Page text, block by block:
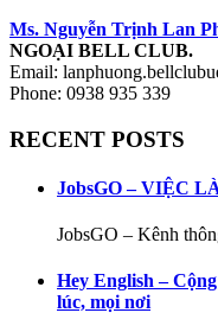
Ms. Nguyễn Trịnh Lan
NGOẠI BELL CLUB.
Email:
Phone: 0938 935 339
RECENT POSTS
JobsGO – VIỆC
JobsGO – Kênh
Hey English –
lúc, mọi nơi